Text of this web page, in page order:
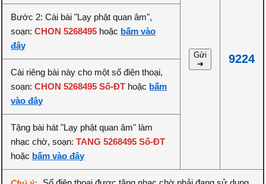
Gửi
➔
9224
Bước 2: Cài bài "Lạy phật quan âm",
soạn:CHON 5268495 hoặc bấm vào
đây
Cài riêng bài này cho một số điện thoại,
soạn:CHON 5268495 Số-ĐT hoặc bấm
vào đây
Tặng bài hát "Lạy phật quan âm" làm
nhạc chờ, soạn:TANG 5268495 Số-ĐT
hoặc bấm vào đây